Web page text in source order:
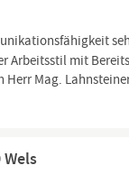
Arbeitsstil mit
Mag.